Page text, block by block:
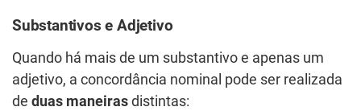
Substantivos e Adjetivo
Quando há mais de um substantivo e apenas um
adjetivo, a concordância nominal pode ser realizada
de duas maneiras distintas: